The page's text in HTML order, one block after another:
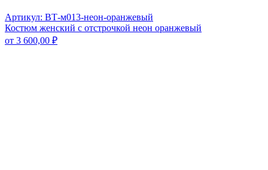
Артикул: ВТ-м013-неон-оранжевый
Костюм женский с отстрочкой неон оранжевый
от 3 600,00 ₽